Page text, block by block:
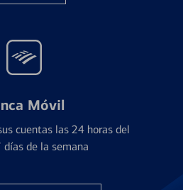
Móvil
cuentas las 24 horas del
días de la semana